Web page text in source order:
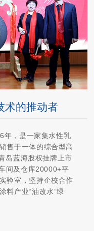
术的推动者
年，是一家集水性乳
售于一体的综合型高
岛蓝海股权挂牌上市
间及仓库20000+平
验室，坚持企校合作
料产业“油改水”绿